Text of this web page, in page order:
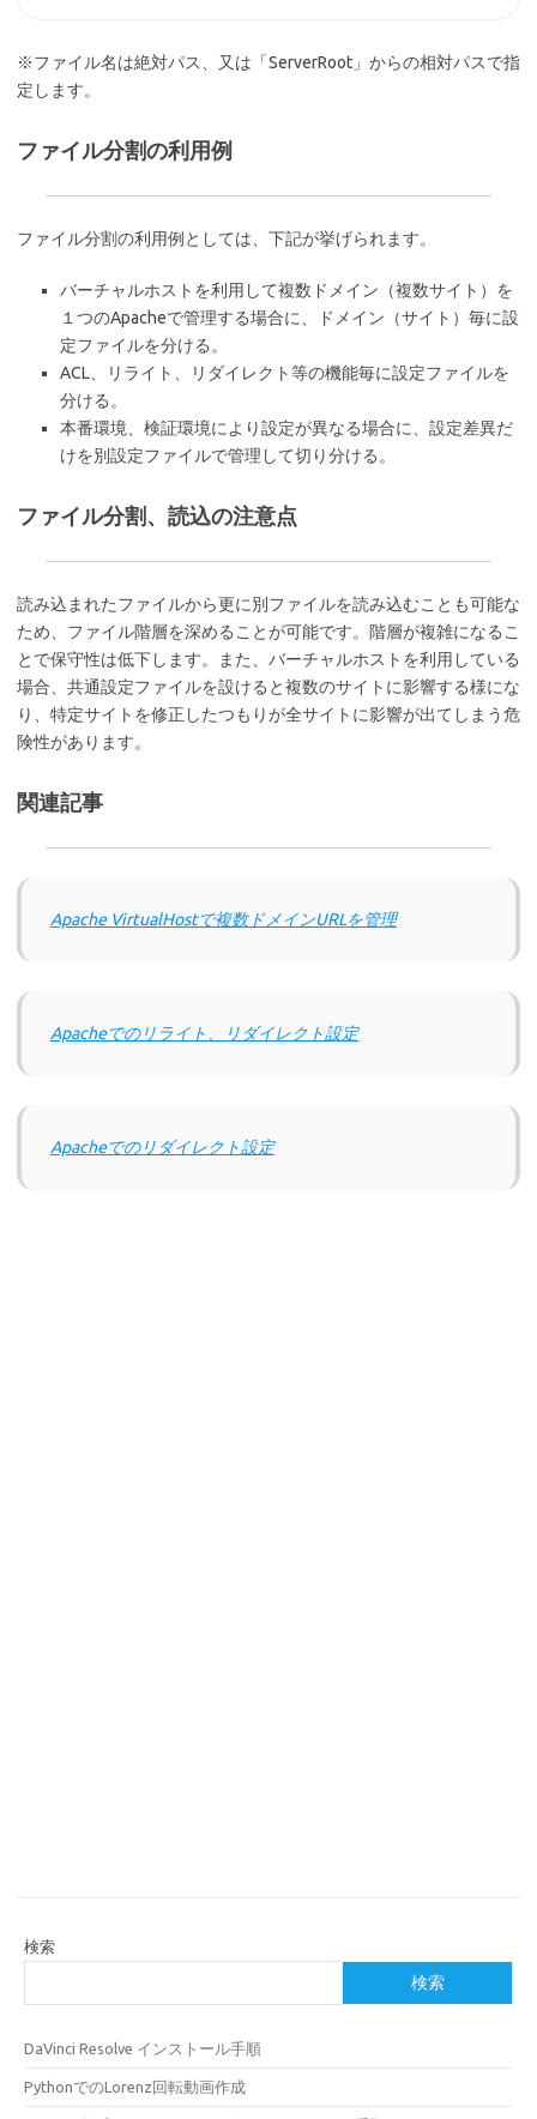
※ファイル名は絶対パス、又は「ServerRoot」からの相対パスで指
定します。
ファイル分割の利用例
ファイル分割の利用例としては、下記が挙げられます。
バーチャルホストを利用して複数ドメイン（複数サイト）を
１つのApacheで管理する場合に、ドメイン（サイト）毎に設
定ファイルを分ける。
ACL、リライト、リダイレクト等の機能毎に設定ファイルを
分ける。
本番環境、検証環境により設定が異なる場合に、設定差異だ
けを別設定ファイルで管理して切り分ける。
ファイル分割、読込の注意点
読み込まれたファイルから更に別ファイルを読み込むことも可能な
ため、ファイル階層を深めることが可能です。階層が複雑になるこ
とで保守性は低下します。また、バーチャルホストを利用している
場合、共通設定ファイルを設けると複数のサイトに影響する様にな
り、特定サイトを修正したつもりが全サイトに影響が出てしまう危
険性があります。
関連記事
Apache VirtualHostで複数ドメインURLを管理
Apacheでのリライト、リダイレクト設定
Apacheでのリダイレクト設定
検索
検索
DaVinci Resolve インストール手順
PythonでのLorenz回転動画作成